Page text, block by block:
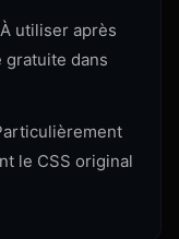
utiliser après
gratuite dans
le CSS original